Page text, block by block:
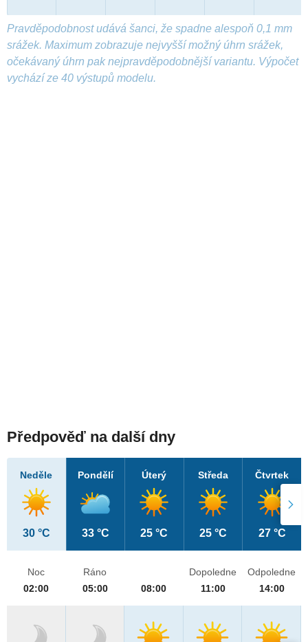
Pravděpodobnost udává šanci, že spadne alespoň 0,1 mm
srážek. Maximum zobrazuje nejvyšší možný úhrn srážek,
očekávaný úhrn pak nejpravděpodobnější variantu. Výpočet
vychází ze 40 výstupů modelu.
Předpověď na další dny
Neděle
30 °C
Pondělí
33 °C
Úterý
25 °C
Středa
25 °C
Čtvrtek
27 °C
Noc
02:00
Ráno
05:00
08:00
Dopoledne
11:00
Odpoledne
14:00